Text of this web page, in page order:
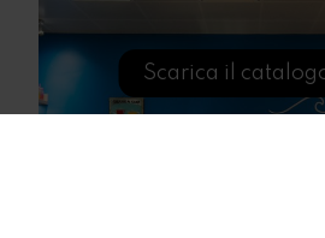
Scarica il